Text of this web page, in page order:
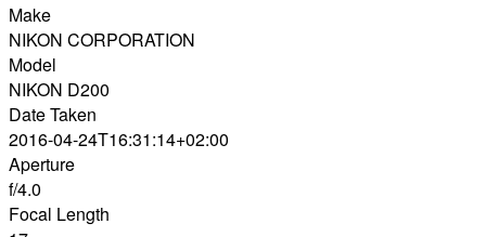
Make
NIKON CORPORATION
Model
NIKON D200
Date Taken
2016-04-24T16:31:14+02:00
Aperture
f/4.0
Focal Length